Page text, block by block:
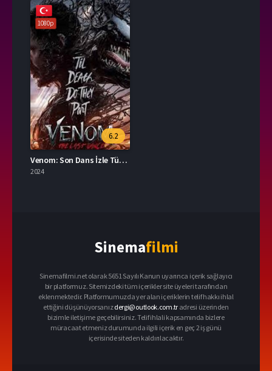
1080p
6.2
Venom: Son Dans İzle Türkçe Dublaj
2024
Sinemafilmi
Sinemafilmi.net olarak 5651 Sayılı Kanun uyarınca içerik sağlayıcı
bir platformuz. Sitemizdeki tüm içerikler site üyeleri tarafından
eklenmektedir. Platformumuzda yer alan içeriklerin telif hakkı ihlal
ettiğini düşünüyorsanızdergi@outlook.com.tr adresi üzerinden
bizimle iletişime geçebilirsiniz. Telif ihlali kapsamında bizlere
müracaat etmeniz durumunda ilgili içerik en geç 2 iş günü
içerisinde siteden kaldırılacaktır.